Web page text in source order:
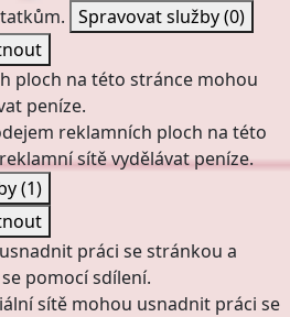
Spravovat služby(0)
ploch na této stránce mohou
peníze.
reklamních ploch na této
sítě vydělávat peníze.
(1)
práci se stránkou a
pomocí sdílení.
sítě mohou usnadnit práci se